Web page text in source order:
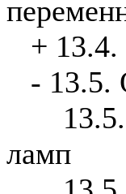
+ 13.4.
- 13.5.
ламп